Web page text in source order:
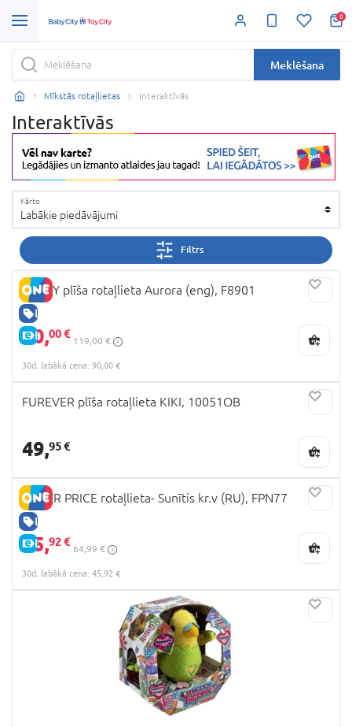
0
Meklēšana
Mīkstās rotaļlietas Interaktīvās
Interaktīvās
Kārto
Labākie piedāvājumi
Filtrs
LABA CENA
E-CENA
FURBY plīša rotaļlieta Aurora (eng), F8901
90,00 €
119,00 €
30d. labākā cena: 90,00 €
FUREVER plīša rotaļlieta KIKI, 10051OB
49,95 €
LABA CENA
E-CENA
FISHER PRICE rotaļlieta- Sunītis kr.v (RU), FPN77
45,92 €
64,99 €
30d. labākā cena: 45,92 €